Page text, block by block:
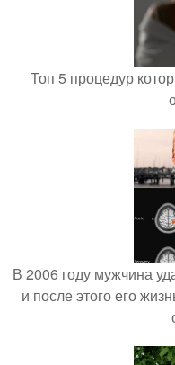
Топ 5 процедур
В 2006 году мужчина
и после этого его